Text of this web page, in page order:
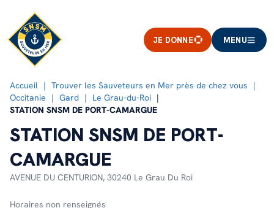
JE DONNE MENU
Accueil
Trouver les Sauveteurs en Mer près de chez vous
Occitanie
Gard
Le Grau-du-Roi
STATION SNSM DE PORT-CAMARGUE
STATION SNSM DE PORT-
CAMARGUE
AVENUE DU CENTURION, 30240 Le Grau Du Roi
Horaires non renseignés